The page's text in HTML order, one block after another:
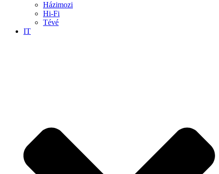
Házimozi
Hi-Fi
Tévé
IT